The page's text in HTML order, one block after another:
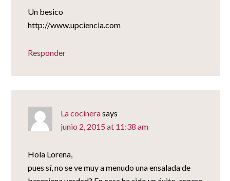
Un besico
http://www.upciencia.com
Responder
La cocinerasays
junio 2, 2015 at 11:38 am
Hola Lorena,
pues sí, no se ve muy a menudo una ensalada de